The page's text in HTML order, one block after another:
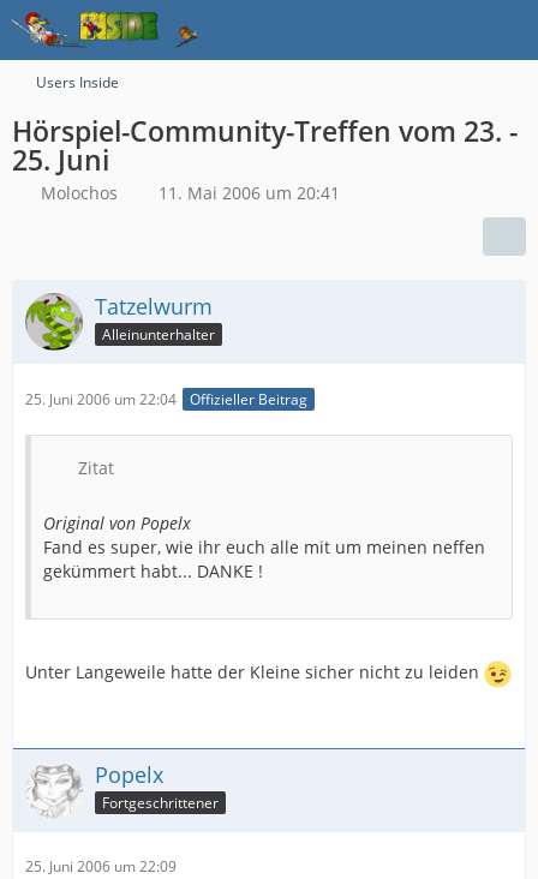
Users Inside
Hörspiel-Community-Treffen vom 23. -
25. Juni
Molochos 11. Mai 2006 um 20:41
Tatzelwurm
Alleinunterhalter
25. Juni 2006 um 22:04 Offizieller Beitrag
Zitat
Original von Popelx
Fand es super, wie ihr euch alle mit um meinen neffen
gekümmert habt... DANKE !
Unter Langeweile hatte der Kleine sicher nicht zu leiden
Popelx
Fortgeschrittener
25. Juni 2006 um 22:09